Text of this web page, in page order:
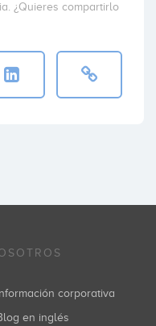
¿Quieres compartirlo
Información corporativa
Blog en inglés